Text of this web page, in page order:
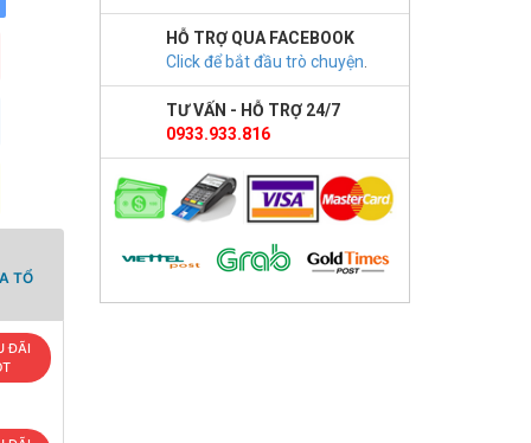
TỔ
ĐÃI
HỖ TRỢ QUA FACEBOOK
Click để bắt đầu trò chuyện.
TƯ VẤN - HỖ TRỢ 24/7
0933.933.816